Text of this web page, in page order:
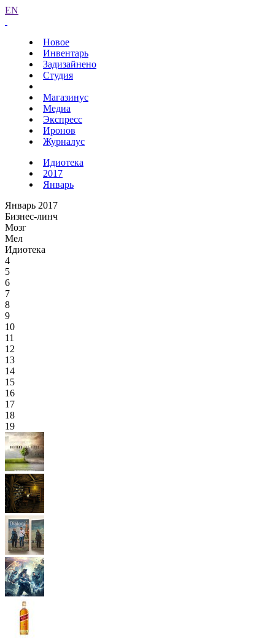
EN
Новое
Инвентарь
Задизайнено
Студия
Магазинус
Медиа
Экспресс
Иронов
Журналус
Идиотека
2017
Январь
Январь 2017
Бизнес-линч
Мозг
Мел
Идиотека
4
5
6
7
8
9
10
11
12
13
14
15
16
17
18
19